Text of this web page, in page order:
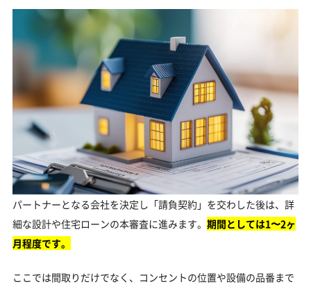
パートナーとなる会社を決定し「請負契約」を交わした後は、詳
細な設計や住宅ローンの本審査に進みます。 期間としては1〜2ヶ
月程度です。
ここでは間取りだけでなく、コンセントの位置や設備の品番まで